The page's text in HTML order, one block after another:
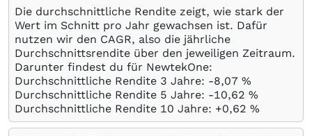
Die durchschnittliche Rendite zeigt, wie stark der
Wert im Schnitt pro Jahr gewachsen ist. Dafür
nutzen wir den CAGR, also die jährliche
Durchschnittsrendite über den jeweiligen Zeitraum.
Darunter findest du für NewtekOne:
Durchschnittliche Rendite 3 Jahre: -8,07 %
Durchschnittliche Rendite 5 Jahre: -10,62 %
Durchschnittliche Rendite 10 Jahre: +0,62 %